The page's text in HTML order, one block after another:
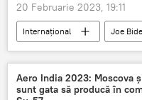
20 Februarie 2023, 19:11
Internațional Joe
Kiev
Aero India 2023: Moscova
sunt gata să producă în